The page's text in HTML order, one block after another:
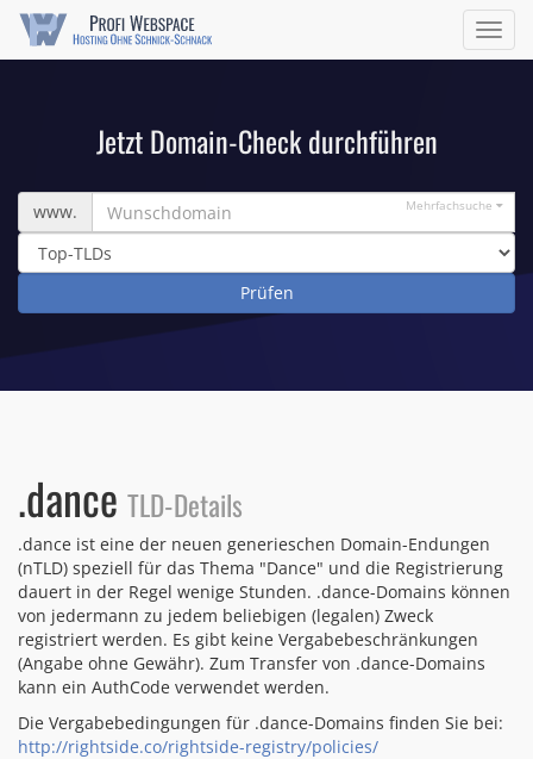
ein/
Jetzt Domain-Check durchführen
Wunschdomain
www. Mehrfachsuche
.dance TLD-Details
.dance ist eine der neuen generieschen Domain-Endungen
(nTLD) speziell für das Thema "Dance" und die Registrierung
dauert in der Regel wenige Stunden. .dance-Domains können
von jedermann zu jedem beliebigen (legalen) Zweck
registriert werden. Es gibt keine Vergabebeschränkungen
(Angabe ohne Gewähr). Zum Transfer von .dance-Domains
kann ein AuthCode verwendet werden.
Die Vergabebedingungen für .dance-Domains finden Sie bei:
http://rightside.co/rightside-registry/policies/